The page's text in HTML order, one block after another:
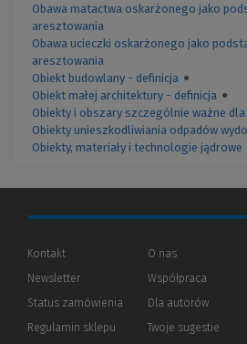
Obawa matactwa oskarżonego jako
aresztowania
Obawa ucieczki oskarżonego jako
aresztowania
Obiekt budowlany - definicja ●
Obiekt małej architektury - definicja ●
Obiekty i obszary szczególnie ważne
Obiekty unieszkodliwiania odpadów
Obiekty, materiały i technologie jądrowe
Kontakt
Newsletter
Status zamówienia
Regulamin sklepu
O nas
Współpraca
Dla autorów(Nowe
(Link
innej
Twoje sugestie